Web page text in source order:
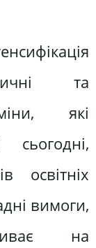
та
які
освітніх
вимоги,
на